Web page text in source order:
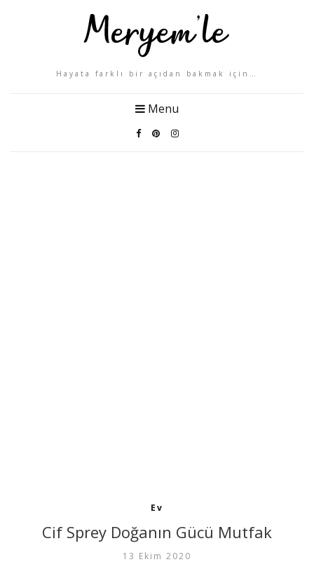
Hayata farklı bir açıdan bakmak için…
Menu
Ev
Cif Sprey Doğanın Gücü Mutfak
13 Ekim 2020